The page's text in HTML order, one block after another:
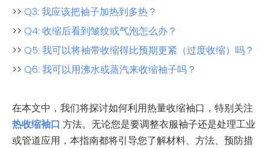
>> Q3: 我应该把袖子加热到多热？
>> Q4: 收缩后看到皱纹或气泡怎么办？
>> Q5: 我可以将袖带收缩得比预期更紧（过度收缩）吗？
>> Q6: 我可以用沸水或蒸汽来收缩袖子吗？
在本文中，我们将探讨如何利用热量收缩袖口，特别关注
热收缩袖口 方法。无论您是要调整衣服袖子还是处理工业
或管道应用，本指南都将引导您了解材料、方法、预防措